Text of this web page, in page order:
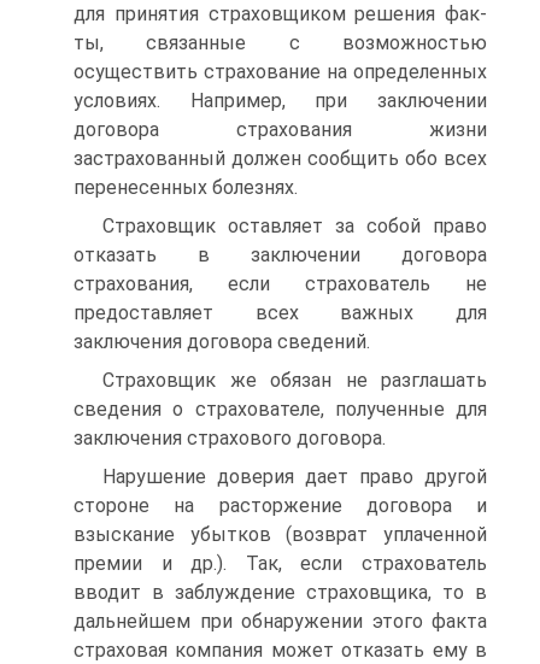
для принятия страховщиком решения фак­
ты, связанные с возможностью
осуществить страхование на опреде­ленных
условиях. Например, при заключении
договора страхования жизни
застрахованный должен сообщить обо всех
перенесенных бо­лезнях.
Страховщик оставляет за собой право
отказать в заключении до­говора
страхования, если страхователь не
предоставляет всех важных для
заключения договора сведений.
Страховщик же обязан не разглашать
сведения о страхователе, полученные для
заключения страхового договора.
Нарушение доверия дает право другой
стороне на расторжение договора и
взыскание убытков (возврат уплаченной
премии и др.). Так, если страхователь
вводит в заблуждение страховщика, то в
даль­нейшем при обнаружении этого факта
страховая компания может от­казать ему в